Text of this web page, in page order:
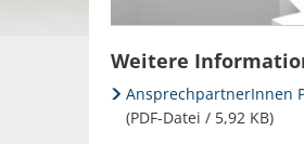
Weitere
AnsprechpartnerInnen
(PDF-Datei / 5,92 KB)